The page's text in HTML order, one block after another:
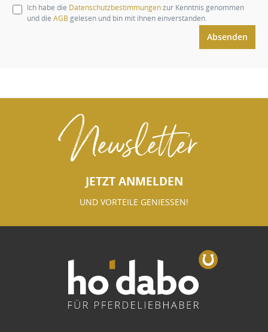
Ich habe die Datenschutzbestimmungenzur Kenntnis genommen
und die AGB gelesen und bin mit ihnen einverstanden.
Absenden
Newsletter
JETZT ANMELDEN
UND VORTEILE GENIESSEN!